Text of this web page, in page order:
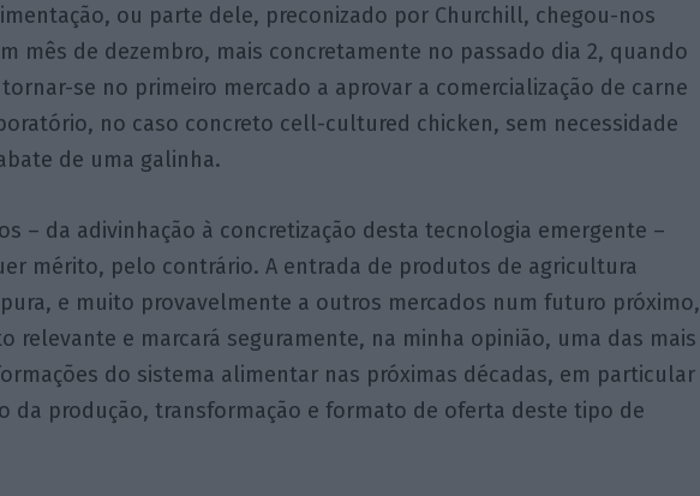
ou parte dele, preconizado por Churchill, chegou-nos
mês de dezembro, mais concretamente no passado dia 2, quando
se no primeiro mercado a aprovar a comercialização de carne
no caso concreto cell-cultured chicken, sem necessidade
de uma galinha.
– da adivinhação à concretização desta tecnologia emergente –
mérito, pelo contrário. A entrada de produtos de agricultura
e muito provavelmente a outros mercados num futuro próximo,
relevante e marcará seguramente, na minha opinião, uma das mais
do sistema alimentar nas próximas décadas, em particular
da produção, transformação e formato de oferta deste tipo de